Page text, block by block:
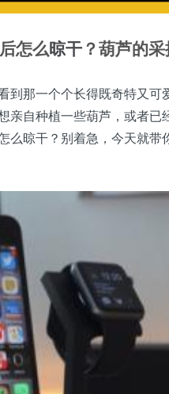
后怎么晾干？葫芦的
到那一个个长得既奇特又
亲自种植一些葫芦，或者已
么晾干？别着急，今天就